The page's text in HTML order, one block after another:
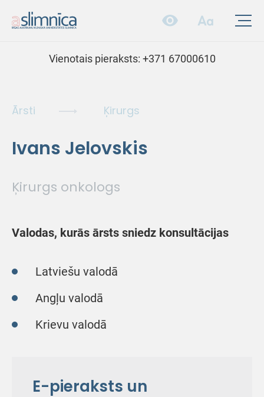
Vienotais pieraksts: +371 67000610
Ārsti Ķirurgs
Ivans Jelovskis
Ķirurgs onkologs
Valodas, kurās ārsts sniedz konsultācijas
Latviešu valodā
Angļu valodā
Krievu valodā
E-pieraksts un